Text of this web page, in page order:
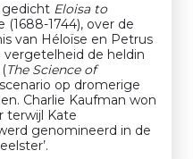
gedicht Eloisa to
1744), over de
van Héloïse en Petrus
vergetelheid de heldin
The Science of
op dromerige
Charlie Kaufman won
terwijl Kate
genomineerd in de